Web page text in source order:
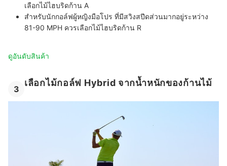
เลือกไม้ไฮบริดก้าน A
สำหรับนักกอล์ฟผู้หญิงมือโปร ที่มีสวิงสปีดส่วนมากอยู่ระหว่าง
81-90 MPH ควรเลือกไม้ไฮบริดก้าน R
ดูอันดับสินค้า
3
เลือกไม้กอล์ฟ Hybrid จากน้ำหนักของก้านไม้